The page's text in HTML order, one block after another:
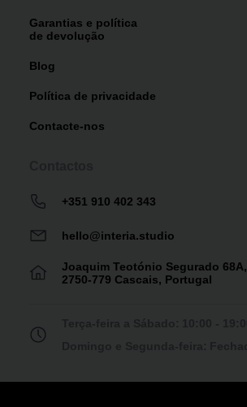
Garantias e política
de devolução
Blog
Política de privacidade
Contacte-nos
+351 910 402 343
hello@interia.studio
Joaquim Teotónio Segurado 68A,
2750-779 Cascais, Portugal